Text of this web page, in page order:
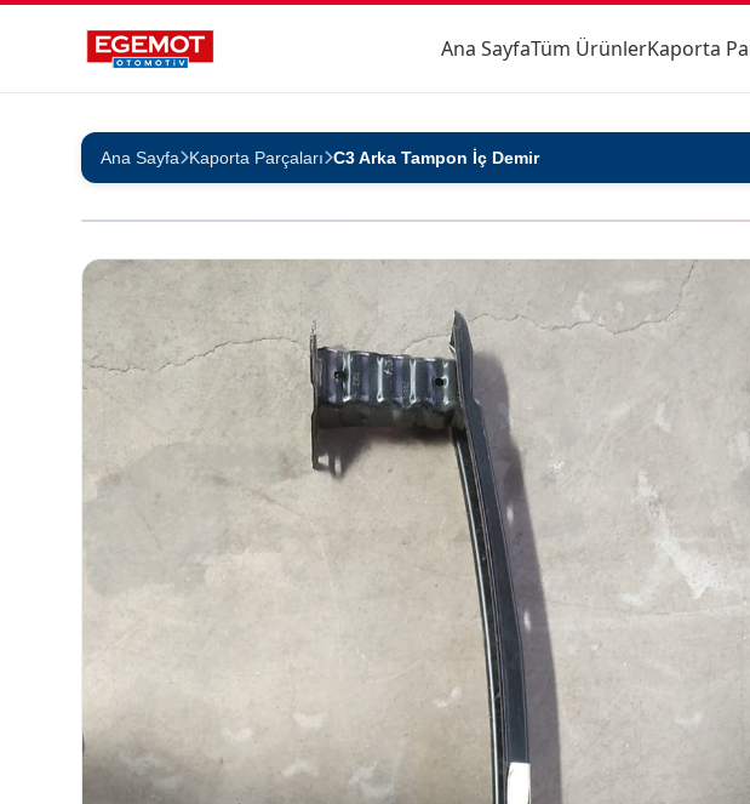
Ana SayfaTüm ÜrünlerKaporta
Ana Sayfa Kaporta Parçaları C3 Arka Tampon İç Demir